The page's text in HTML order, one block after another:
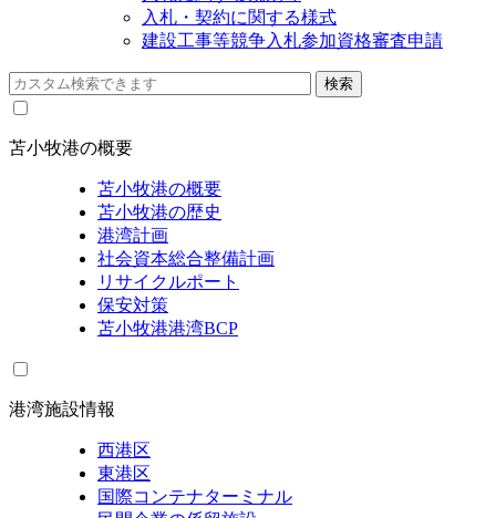
入札・契約に関する様式
建設工事等競争入札参加資格審査申請
苫小牧港の概要
苫小牧港の概要
苫小牧港の歴史
港湾計画
社会資本総合整備計画
リサイクルポート
保安対策
苫小牧港港湾BCP
港湾施設情報
西港区
東港区
国際コンテナターミナル